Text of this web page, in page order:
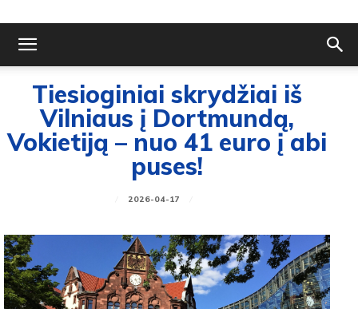
Tiesioginiai skrydžiai iš
Vilniaus į Dortmundą,
Vokietiją – nuo 41 euro į abi
puses!
2026-04-17